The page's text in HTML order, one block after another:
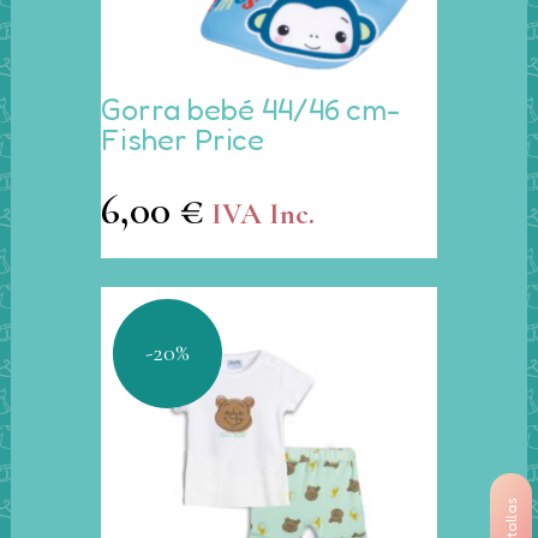
Este
producto
tiene
variantes.
Las
opciones
pueden
elegir
en
página
producto
Gorra bebé 44/46 cm-
Fisher Price
6,00 € IVA Inc.
-20%